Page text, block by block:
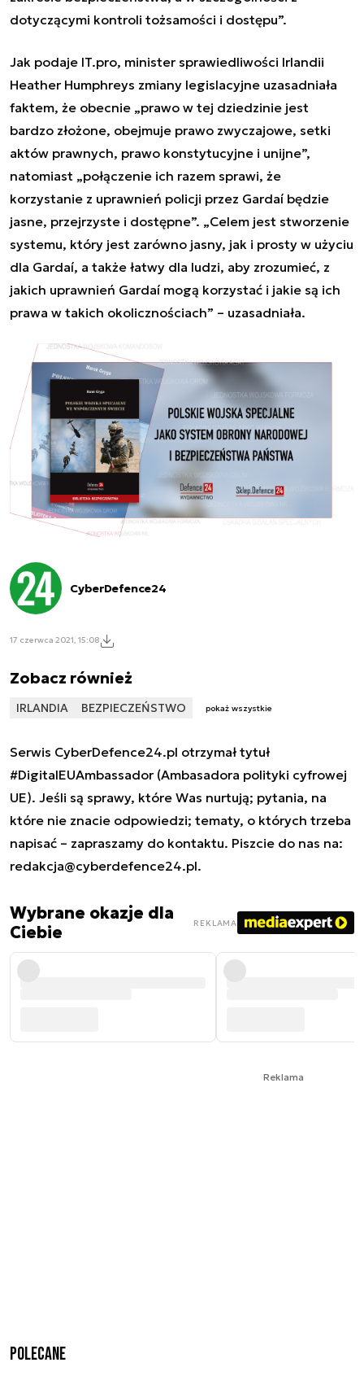
dotyczącymi kontroli tożsamości i dostępu”.
Jak podaje IT.pro, minister sprawiedliwości Irlandii
Heather Humphreys zmiany legislacyjne uzasadniała
faktem, że obecnie „prawo w tej dziedzinie jest
bardzo złożone, obejmuje prawo zwyczajowe, setki
aktów prawnych, prawo konstytucyjne i unijne”,
natomiast „połączenie ich razem sprawi, że
korzystanie z uprawnień policji przez Gardaí będzie
jasne, przejrzyste i dostępne”. „Celem jest stworzenie
systemu, który jest zarówno jasny, jak i prosty w użyciu
dla Gardaí, a także łatwy dla ludzi, aby zrozumieć, z
jakich uprawnień Gardaí mogą korzystać i jakie są ich
prawa w takich okolicznościach” – uzasadniała.
CyberDefence24
17 czerwca 2021, 15:08
Zobacz również
IRLANDIA BEZPIECZEŃSTWO pokaż wszystkie
Serwis CyberDefence24.pl otrzymał tytuł
#DigitalEUAmbassador (Ambasadora polityki cyfrowej
UE). Jeśli są sprawy, które Was nurtują; pytania, na
które nie znacie odpowiedzi; tematy, o których trzeba
napisać – zapraszamy do kontaktu. Piszcie do nas na:
redakcja@cyberdefence24.pl.
Wybrane okazje dla
Ciebie
REKLAMA
Reklama
Polecane